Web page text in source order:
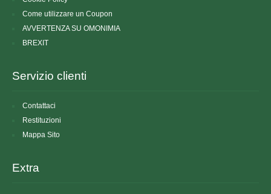
Come utilizzare un Coupon
AVVERTENZA SU OMONIMIA
BREXIT
Servizio clienti
Contattaci
Restituzioni
Mappa Sito
Extra